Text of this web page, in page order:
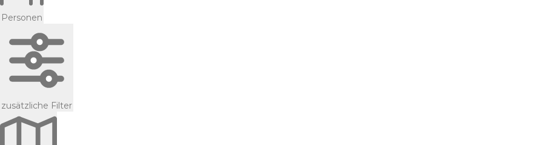
Personen
zusätzliche Filter